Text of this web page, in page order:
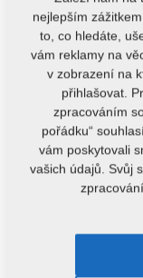
Původní
Tento díl je
nejlepším
to, co hledáte,
vám reklamy na
v zobrazení na
přihlašovat.
zpracováním
pořádku“
vám poskytovali
vašich údajů. Svůj